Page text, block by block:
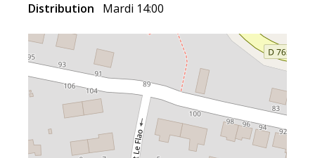
Distribution Mardi 14:00